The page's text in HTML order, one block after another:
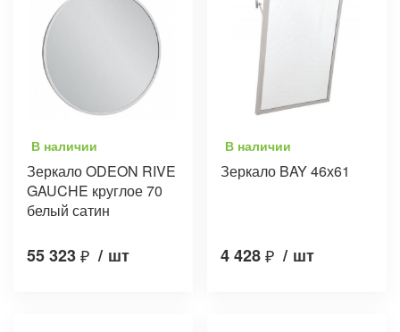
В наличии
Зеркало ODEON RIVE
GAUCHE круглое 70
белый сатин
55 323₽ / шт
В наличии
Зеркало BAY 46х61
4 428₽ / шт